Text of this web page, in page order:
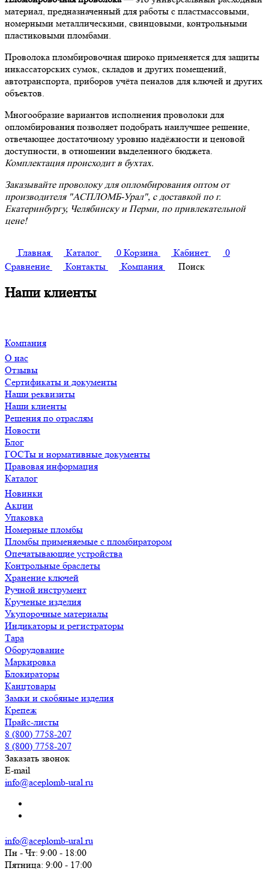
материал, предназначенный для работы с пластмассовыми,
номерными металлическими, свинцовыми, контрольными
пластиковыми пломбами.
Проволока пломбировочная широко применяется для защиты
инкассаторских сумок, складов и других помещений,
автотранспорта, приборов учёта пеналов для ключей и других
объектов.
Многообразие вариантов исполнения проволоки для
опломбирования позволяет подобрать наилучшее решение,
отвечающее достаточному уровню надёжности и ценовой
доступности, в отношении выделенного бюджета.
Комплектация происходит в бухтах.
Заказывайте проволоку для опломбирования оптом от
производителя "АСПЛОМБ-Урал", с доставкой по г.
Екатеринбургу, Челябинску и Перми, по привлекательной
цене!
Главная Каталог 0 Корзина Кабинет
0
Сравнение
Контакты Компания Поиск
Наши клиенты
Компания
О нас
Отзывы
Сертификаты и документы
Наши реквизиты
Наши клиенты
Решения по отраслям
Новости
Блог
ГОСТы и нормативные документы
Правовая информация
Каталог
Новинки
Акции
Упаковка
Номерные пломбы
Пломбы применяемые с пломбиратором
Опечатывающие устройства
Контрольные браслеты
Хранение ключей
Ручной инструмент
Крученые изделия
Укупорочные материалы
Индикаторы и регистраторы
Тара
Оборудование
Маркировка
Блокираторы
Канцтовары
Замки и скобяные изделия
Крепеж
Прайс-листы
8 (800) 7758-207
8 (800) 7758-207
Заказать звонок
E-mail
info@aceplomb-ural.ru
info@aceplomb-ural.ru
Пн - Чт: 9:00 - 18:00
Пятница: 9:00 - 17:00